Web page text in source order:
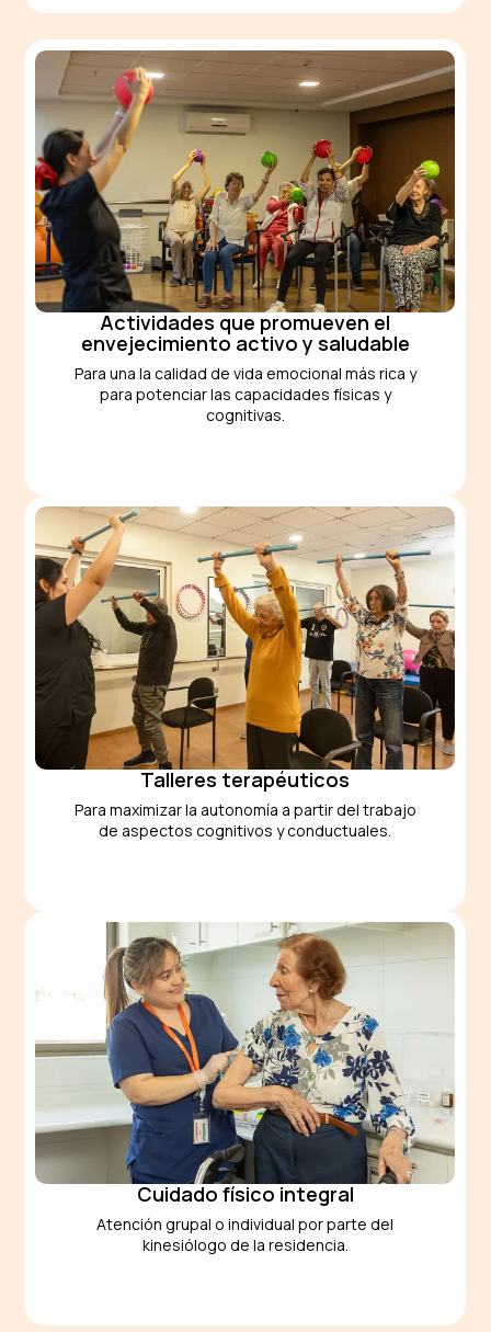
Actividades que promueven el
envejecimiento activo y saludable
Para una la calidad de vida emocional más rica y
para potenciar las capacidades físicas y
cognitivas.
Talleres terapéuticos
Para maximizar la autonomía a partir del trabajo
de aspectos cognitivos y conductuales.
Cuidado físico integral
Atención grupal o individual por parte del
kinesiólogo de la residencia.